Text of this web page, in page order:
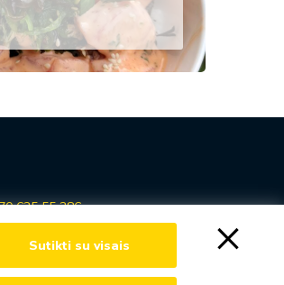
635 55 386
+370 655 50802
Sutikti su visais ×